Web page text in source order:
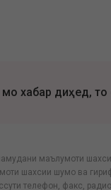
мо хабар диҳед,
маълумоти
шахсии шумо ва
телефон, факс,